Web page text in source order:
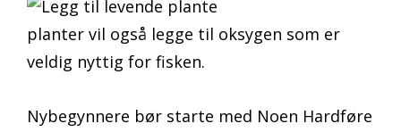
planter vil også legge til oksygen som er
veldig nyttig for fisken.
Nybegynnere bør starte med Noen Hardføre